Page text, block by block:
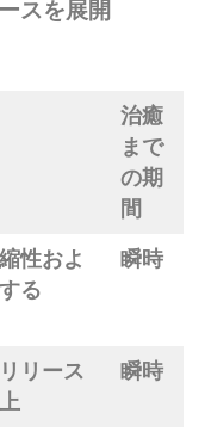
スを展開
治癒
まで
の期
間
性およ
る
瞬時
リース
瞬時